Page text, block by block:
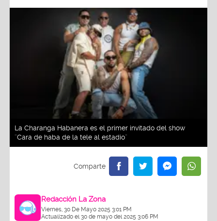
La Charanga Habanera es el primer invitado del show
¨Cara de haba de la tele al estadio¨
Redacción La Zona
Viernes, 30 De Mayo 2025 3:01 PM
Actualizado el 30 de mayo del 2025 3:06 PM